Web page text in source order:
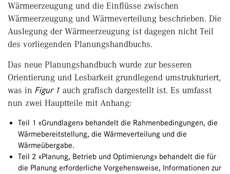
Wärmeerzeugung und die Einflüsse zwischen
Wärmeerzeugung und Wärmeverteilung beschrieben. Die
Auslegung der Wärmeerzeugung ist dagegen nicht Teil
des vorliegenden Planungshandbuchs.
Das neue Planungshandbuch wurde zur besseren
Orientierung und Lesbarkeit grundlegend umstrukturiert,
was in Figur 1 auch grafisch dargestellt ist. Es umfasst
nun zwei Hauptteile mit Anhang:
Teil 1 «Grundlagen» behandelt die Rahmenbedingungen, die
Wärmebereitstellung, die Wärmeverteilung und die
Wärmeübergabe.
Teil 2 «Planung, Betrieb und Optimierung» behandelt die für
die Planung erforderliche Vorgehensweise, Informationen zur